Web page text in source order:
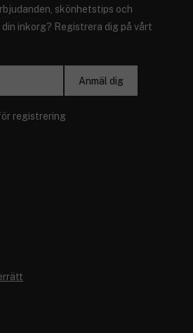
skönhetstips och
inkorg? Registrera dig på vårt
Anmäl dig
registrering